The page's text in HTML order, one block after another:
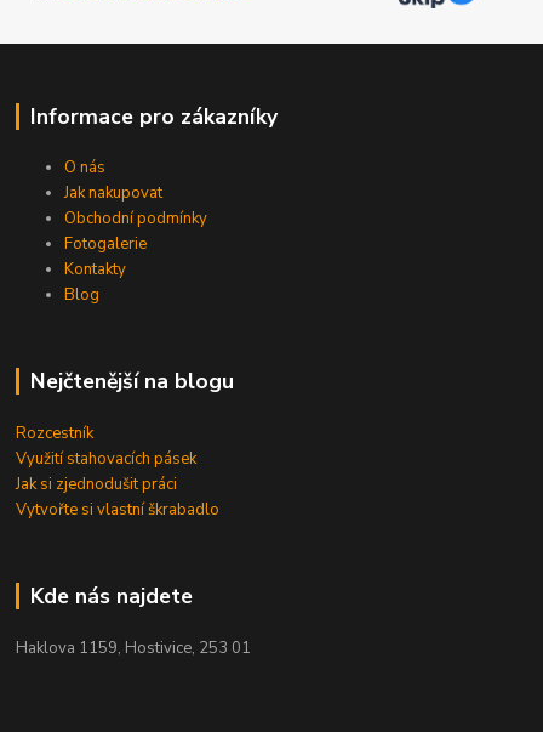
Informace pro zákazníky
O nás
Jak nakupovat
Obchodní podmínky
Fotogalerie
Kontakty
Blog
Nejčtenější na blogu
Rozcestník
Využití stahovacích pásek
Jak si zjednodušit práci
Vytvořte si vlastní škrabadlo
Kde nás najdete
Haklova 1159, Hostivice, 253 01